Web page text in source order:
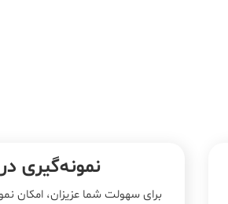
نمونه‌‌گیری
برای سهولت شما عزیزان، امکان